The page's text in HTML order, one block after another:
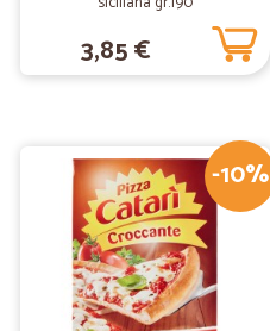
3,85 €
-10%